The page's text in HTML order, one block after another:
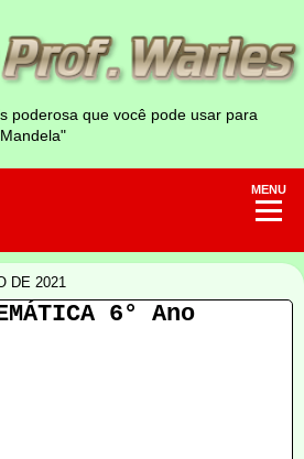
poderosa que você pode usar para
MENU
DE 2021
6° Ano